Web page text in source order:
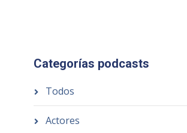
Categorías podcasts
Todos
Actores